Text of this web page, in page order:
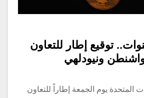
توقيع إطار للتعاون
ونيودلهي
المتحدة يوم الجمعة إطاراً للتعاون